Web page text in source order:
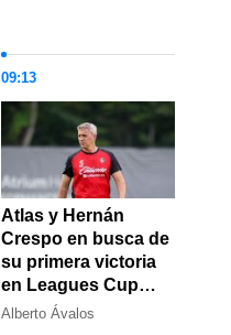
09:13
Atlas y Hernán
Crespo en busca de
su primera victoria
en Leagues Cup
para mantenerse
Alberto Ávalos